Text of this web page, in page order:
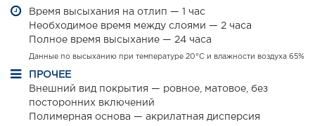
Время высыхания на отлип — 1 час
Необходимое время между слоями — 2 часа
Полное время высыхание — 24 часа
Данные по высыханию при температуре 20°С и влажности воздуха 65%
ПРОЧЕЕ
Внешний вид покрытия — ровное, матовое, без
посторонних включений
Полимерная основа — акрилатная дисперсия